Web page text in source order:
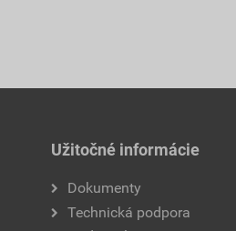
Užitočné informácie
Dokumenty
Technická podpora